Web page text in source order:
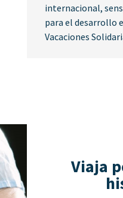
internacional,
para el desarrollo
Vacaciones
Viaja